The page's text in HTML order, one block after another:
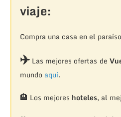
viaje:
Compra una casa en el
✈️Las mejores ofertas de
mundo aquí.
🏨 Los mejores hoteles, al